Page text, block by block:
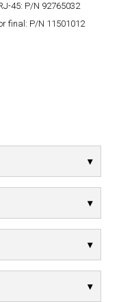
45: P/N 92765032
final: P/N 11501012